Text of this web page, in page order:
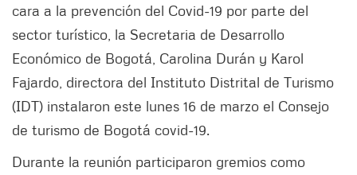
cara a la prevención del Covid-19 por parte del
sector turístico, la Secretaria de Desarrollo
Económico de Bogotá, Carolina Durán y Karol
Fajardo, directora del Instituto Distrital de Turismo
(IDT) instalaron este lunes 16 de marzo el Consejo
de turismo de Bogotá covid-19.
Durante la reunión participaron gremios como